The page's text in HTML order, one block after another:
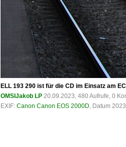
ELL 193 290 ist für die CD im Einsatz am
OMSIJakob LP 20.09.2023, 480 Aufrufe, 0
EXIF: Canon Canon EOS 2000D, Datum